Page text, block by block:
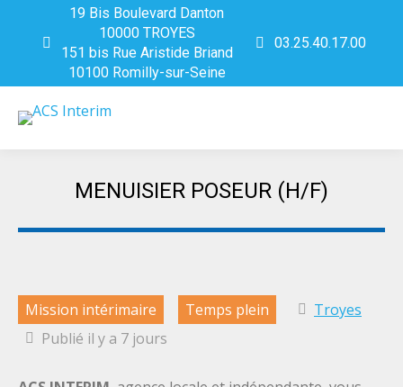
19 Bis Boulevard Danton
10000 TROYES
151 bis Rue Aristide Briand
10100 Romilly-sur-Seine
03.25.40.17.00
MENUISIER POSEUR (H/F)
Mission intérimaire Temps plein
Troyes
Publié il y a 7 jours